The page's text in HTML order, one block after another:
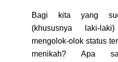
Bagi kita yang
(khususnya laki-
mengolok-olok status
menikah? Apa